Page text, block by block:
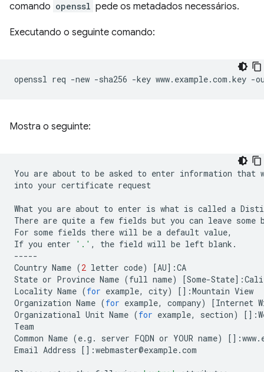
comando openssl pede os metadados necessários.
Executando o seguinte comando:
openssl req -new -sha256 -key www.example.com.key -
Mostra o seguinte:
You are about to be asked to enter information that
into your certificate request
What you are about to enter is what is called a
There are quite a few fields but you can leave some
For some fields there will be a default value,
If you enter '.' , the field will be left blank.
-----
Country Name (2 letter code) [AU] :CA
State or Province Name (full name) [Some-State]
Locality Name (for example, city) [] :Mountain View
Organization Name (for example, company) [Internet
Organizational Unit Name (for example, section) []
Team
Common Name (e.g. server FQDN or YOUR name) []
Email Address [] :webmaster@example.com